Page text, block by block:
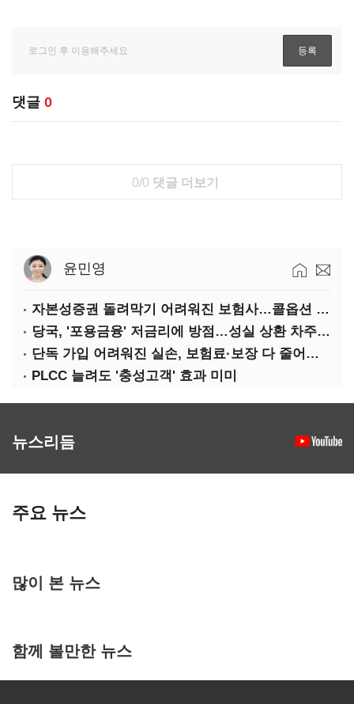
댓글 0
0/0 댓글 더보기
윤민영
자본성증권 돌려막기 어려워진 보험사…콜옵션 부담 급증
당국, '포용금융' 저금리에 방점…성실 상환 차주는 '역차별'
단독 가입 어려워진 실손, 보험료·보장 다 줄어든 5세대는?
PLCC 늘려도 '충성고객' 효과 미미
뉴스리듬
주요 뉴스
많이 본 뉴스
함께 볼만한 뉴스